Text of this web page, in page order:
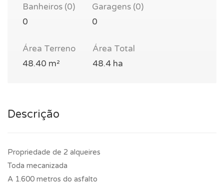
Banheiros (0)
0
Garagens (0)
0
Área Terreno
48.40 m²
Área Total
48.4 ha
Descrição
Propriedade de 2 alqueires
Toda mecanizada
A 1.600 metros do asfalto